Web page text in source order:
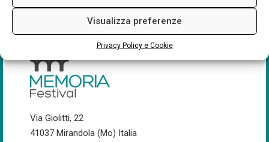
Visualizza preferenze
Privacy Policy e Cookie
Via Giolitti, 22
41037 Mirandola (Mo) Italia